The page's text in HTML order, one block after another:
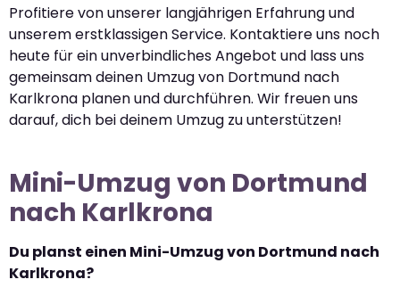
Profitiere von unserer langjährigen Erfahrung und
unserem erstklassigen Service. Kontaktiere uns noch
heute für ein unverbindliches Angebot und lass uns
gemeinsam deinen Umzug von Dortmund nach
Karlkrona planen und durchführen. Wir freuen uns
darauf, dich bei deinem Umzug zu unterstützen!
Mini-Umzug von Dortmund
nach Karlkrona
Du planst einen Mini-Umzug von Dortmund nach
Karlkrona?